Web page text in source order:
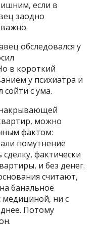
если в
заодно
обследовался у
в короткий
у психиатра и
с ума.
можно
фактом:
помутнение
фактически
и без денег.
считают,
банальное
ни с
Потому